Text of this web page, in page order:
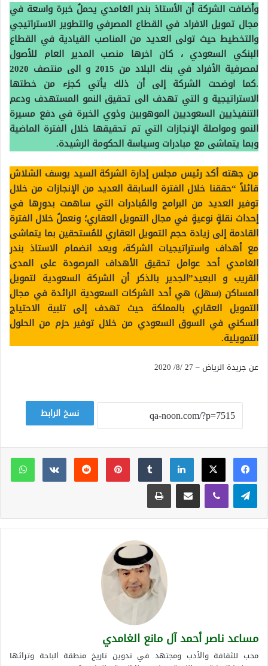
وأضافت الشركة أن الأستاذ بندر الغامدي يحملُ خبرة واسعة في
مجال تمويل الافراد في القطاع المصرفي والتطوير الاستراتيجي
والتخطيط حيث تولى العديد من المناصب القيادية في القطاع
البنكي السعودي ، كان اخرها منصب المدير العام للأصول
لمصرفية الأفراد في بنك البلاد من 2015 و الى منتصف 2020
.كما اوضحت الشركة إلى أن ذلك يأتي كجزء من خطتها
الاستراتيجية و التي تهدف الى تحقيق النمو المستهدف ودعم
التنفيذيين السعوديين الموهوبين وذوي الخبرة في دفع مسيرة
النمو ومواصلة الإنجازات التي تم تحقيقها خلال الفترة الماضية
وبما يتماشى مع مبادرات وسياسة الحكومة الرشيدة.
من جهته أكد رئيس مجلس إدارة الشركة السيد يوسف الشلاش
قائلاً “حققنا خلال الفترة السابقة العديد من الإنجازات من خلال
توفير العديد من البرامج والمُبادرات التي ساهمت بدورِها في
إحداث نقلةٍ نوعيةٍ في مجال التمويل العقاري؛ ونعملُ خلال الفترة
القادمة إلى زيادة حجم التمويل العقاري للمُستحقين بما يتماشى
مع أهداف واستراتيجيات الشركة، ويعد انضمام الاستاذ بندر
الغامدي أحد عوامل تحقيق الأهداف المرصودة على المدى
القريب و البعيد”الجدير بالذكر أن الشركة السعودية لتمويل
المساكن (سهل) هي أحد الشركات السعودية الرائدة في مجال
التمويل العقاري بالمملكة حيث تهدف إلى تلبية الاحتياج
السكني في السوق السعودي من خلال توفير حزم من الحلول
التمويلية.
عن جريدة الرياض – 27 /8/ 2020
نسخ الرابط
لينكدإن ‏Tumblr بينتيريست
‏Reddit
‏VKontakte
تيلقرام ڤايبر مشاركة عبر البريد طباعة
مساعد ناصر أحمد آل مانع الغامدي
محب للثقافة والأدب ومجتهد في تدوين تاريخ منطقة الباحة وتراثها